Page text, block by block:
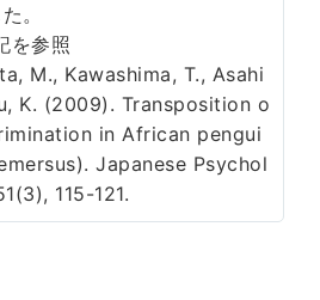
。
を参照
M., Kawashima, T., Asahi
K. (2009). Transposition o
in African pengui
Japanese Psychol
115-121.